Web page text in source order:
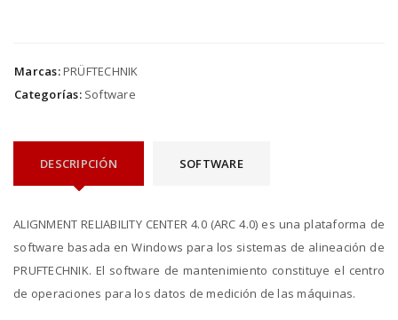
Marcas:PRÜFTECHNIK
Categorías: Software
DESCRIPCIÓN SOFTWARE
ALIGNMENT RELIABILITY CENTER 4.0 (ARC 4.0) es una plataforma de
software basada en Windows para los sistemas de alineación de
PRUFTECHNIK. El software de mantenimiento constituye el centro
de operaciones para los datos de medición de las máquinas.